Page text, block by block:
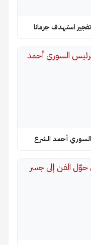
استهدف جرمانا
أحمد الشرع